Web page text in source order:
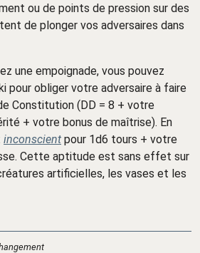
ou de points de pression sur des
de plonger vos adversaires dans
une empoignade, vous pouvez
pour obliger votre adversaire à faire
Constitution (DD = 8 + votre
+ votre bonus de maîtrise). En
inconscient pour 1d6 tours + votre
Cette aptitude est sans effet sur
artificielles, les vases et les